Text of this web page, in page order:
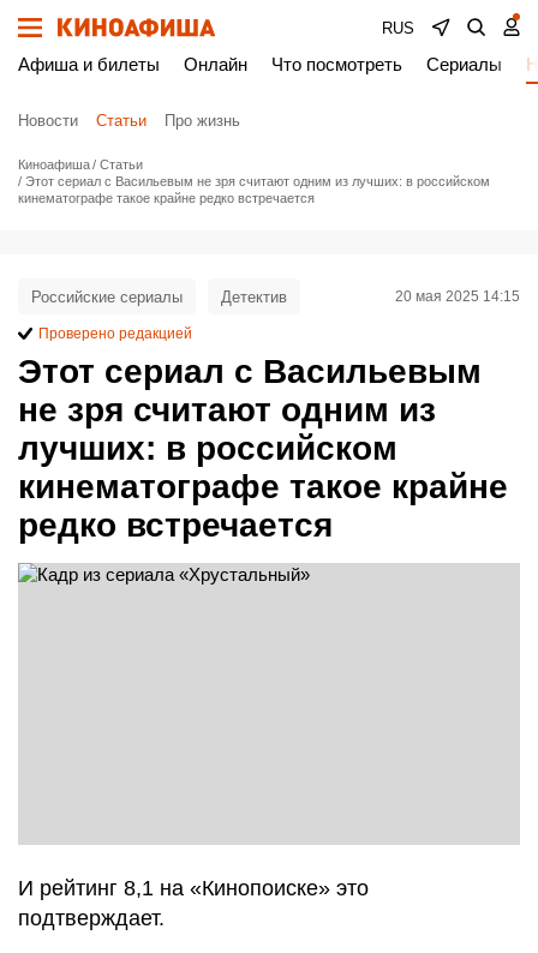
RUS
Афиша и билеты Онлайн Что посмотреть Сериалы
Новости Статьи Про жизнь
Киноафиша
Статьи
Этот сериал с Васильевым не зря считают одним из лучших: в российском
кинематографе такое крайне редко встречается
Этот сериал с Васильевым
не зря считают одним из
лучших: в российском
кинематографе такое крайне
редко встречается
Российские сериалы Детектив 20 мая 2025 14:15
Проверено редакцией
И рейтинг 8,1 на «Кинопоиске» это
подтверждает.